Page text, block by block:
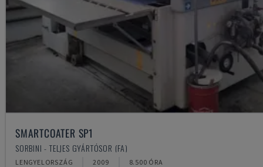
SMARTCOATER SP1
SORBINI - TELJES GYÁRTÓSOR (FA)
LENGYELORSZÁG 2009 8.500 ÓRA